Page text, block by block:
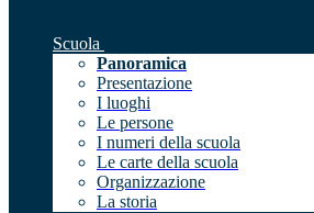
Scuola
Panoramica
Presentazione
I luoghi
Le persone
I numeri della scuola
Le carte della scuola
Organizzazione
La storia